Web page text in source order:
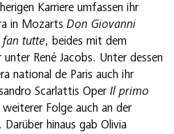
Karriere umfassen ihr
in Mozarts Don Giovanni
fan tutte, beides mit dem
René Jacobs. Unter dessen
national de Paris auch ihr
Scarlattis Oper Il primo
Folge auch an der
hinaus gab Olivia